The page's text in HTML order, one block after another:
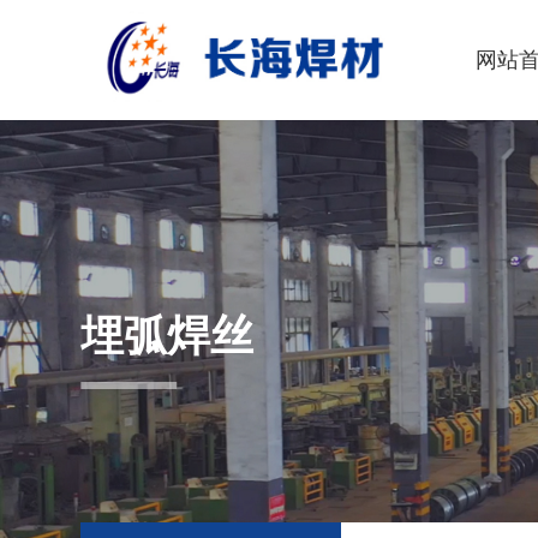
网站
埋弧焊丝